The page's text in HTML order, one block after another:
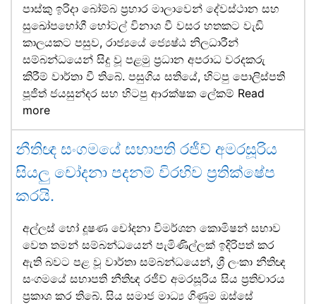
පාස්කු ඉරිදා බෝම්බ ප්‍රහාර මාලාවෙන් දේවස්ථාන සහ
සුඛෝපභෝගී හෝටල් විනාශ වී වසර හතකට වැඩි
කාලයකට පසුව, රාජ්‍යයේ ජ්‍යෙෂ්ඨ නිලධාරීන්
සම්බන්ධයෙන් සිදු වූ පළමු ප්‍රධාන අපරාධ වරදකරු
කිරීම් වාර්තා වී තිබේ. පසුගිය සතියේ, හිටපු පොලිස්පති
පූජිත් ජයසුන්දර සහ හිටපු ආරක්ෂක ලේකම් Read
more
නීතිඥ සංගමයේ සභාපති රජීව් අමරසූරිය
සියලු චෝදනා පදනම් විරහිව ප්‍රතික්ෂේප
කරයි.
අල්ලස් හෝ දූෂණ චෝදනා විමර්ශන කොමිෂන් සභාව
වෙත තමන් සම්බන්ධයෙන් පැමිණිල්ලක් ඉදිරිපත් කර
ඇති බවට පළ වූ වාර්තා සම්බන්ධයෙන්, ශ්‍රී ලංකා නීතිඥ
සංගමයේ සභාපති නීතිඥ රජීව් අමරසූරිය සිය ප්‍රතිචාරය
ප්‍රකාශ කර තිබේ. සිය සමාජ මාධ්‍ය ගිණුම ඔස්සේ